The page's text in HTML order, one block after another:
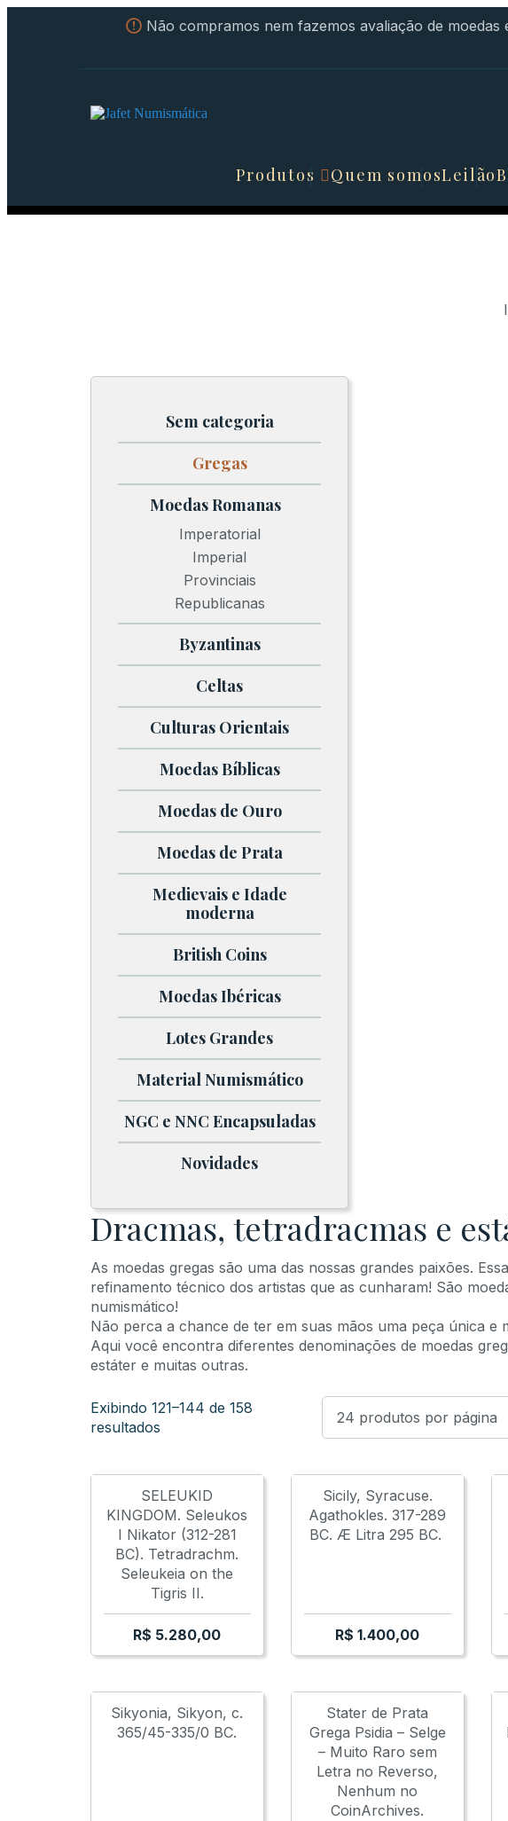
Não compramos nem fazemos avaliação de moedas
Produtos Quem somosLeilão
Sem categoria
Gregas
Moedas Romanas
Imperatorial
Imperial
Provinciais
Republicanas
Byzantinas
Celtas
Culturas Orientais
Moedas Bíblicas
Moedas de Ouro
Moedas de Prata
Medievais e Idade
moderna
British Coins
Moedas Ibéricas
Lotes Grandes
Material Numismático
NGC e NNC Encapsuladas
Novidades
Dracmas, tetradracmas e
As moedas gregas são uma das nossas grandes paixões.
refinamento técnico dos artistas que as cunharam! São
numismático!
Não perca a chance de ter em suas mãos uma peça única
Aqui você encontra diferentes denominações de moedas
estáter e muitas outras.
Exibindo 121–144 de 158
resultados
SELEUKID
KINGDOM. Seleukos
I Nikator (312-281
BC). Tetradrachm.
Seleukeia on the
Tigris II.
R$ 5.280,00
Sicily, Syracuse.
Agathokles. 317-289
BC. Æ Litra 295 BC.
R$ 1.400,00
Sikyonia, Sikyon, c.
365/45-335/0 BC.
Stater de Prata
Grega Psidia – Selge
– Muito Raro sem
Letra no Reverso,
Nenhum no
CoinArchives.